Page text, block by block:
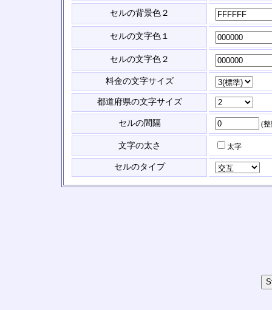
セルの背景色２
セルの文字色１
セルの文字色２
料金の文字サイズ
都道府県の文字サイズ
セルの間隔 (
文字の太さ 太字
セルのタイプ